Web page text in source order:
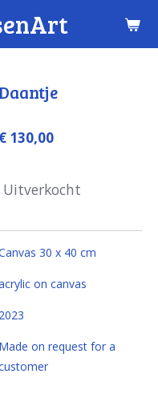
€ 130,00
Uitverkocht
30 x 40 cm
on canvas
2023
Made on request for a